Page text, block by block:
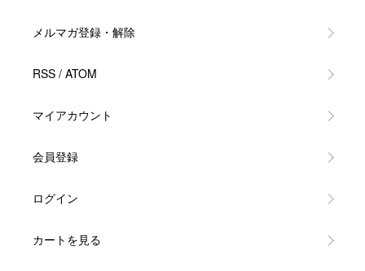
メルマガ登録・解除
RSS / ATOM
マイアカウント
会員登録
ログイン
カートを見る